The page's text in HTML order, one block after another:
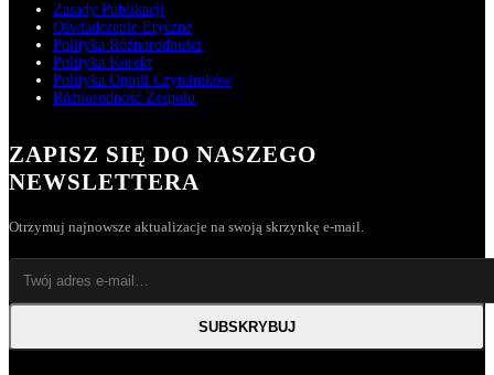
Zasady Publikacji
Oświadczenie Etyczne
Polityka Różnorodności
Polityka Korekt
Polityka Opinii Czytelników
Różnorodność Zespołu
ZAPISZ SIĘ DO NASZEGO
NEWSLETTERA
Otrzymuj najnowsze aktualizacje na swoją skrzynkę e-mail.
SUBSKRYBUJ